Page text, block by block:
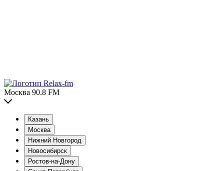
Москва 90.8 FM
Казань
Москва
Нижний Новгород
Новосибирск
Ростов-на-Дону